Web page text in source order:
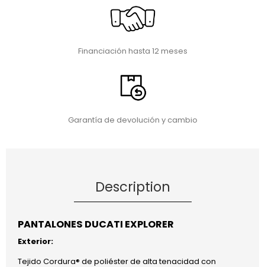
Financiación hasta 12 meses
Garantía de devolución y cambio
Description
PANTALONES DUCATI EXPLORER
Exterior:
Tejido Cordura® de poliéster de alta tenacidad con